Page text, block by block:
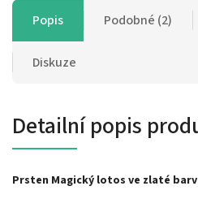
Popis Podobné (2)
Diskuze
Detailní popis
Prsten Magický lotos ve zlaté